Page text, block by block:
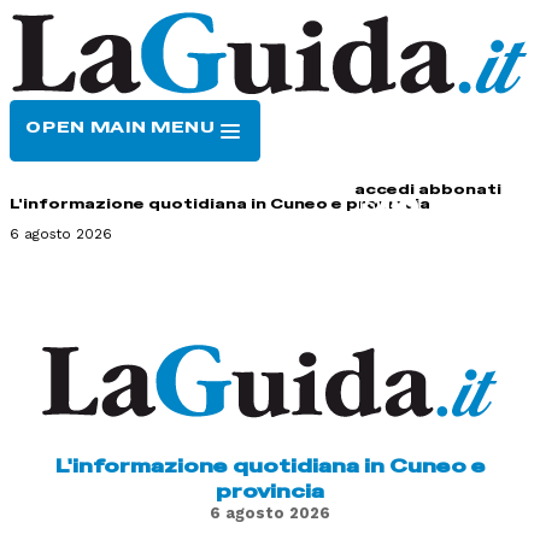
OPEN MAIN MENU
accedi abbonati
L'informazione quotidiana in Cuneo e provincia
6 agosto 2026
L'informazione quotidiana in Cuneo e
provincia
6 agosto 2026